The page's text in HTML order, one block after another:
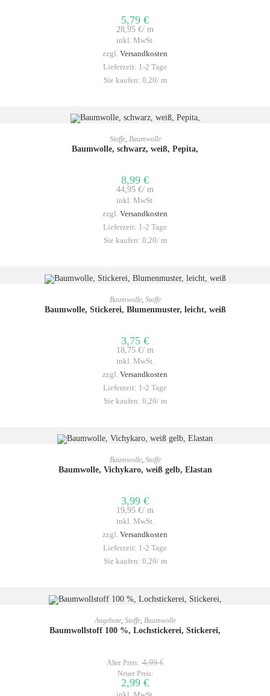
5,79 €
28,95 €/ m
inkl. MwSt.
zzgl. Versandkosten
Lieferzeit: 1-2 Tage
Sie kaufen: 0,20/ m
IN DEN WARENKORB
Stoffe, Baumwolle
Baumwolle, schwarz, weiß, Pepita,
8,99 €
44,95 €/ m
inkl. MwSt.
zzgl. Versandkosten
Lieferzeit: 1-2 Tage
Sie kaufen: 0,20/ m
IN DEN WARENKORB
Baumwolle, Stoffe
Baumwolle, Stickerei, Blumenmuster, leicht, weiß
3,75 €
18,75 €/ m
inkl. MwSt.
zzgl. Versandkosten
Lieferzeit: 1-2 Tage
Sie kaufen: 0,20/ m
IN DEN WARENKORB
Baumwolle, Stoffe
Baumwolle, Vichykaro, weiß gelb, Elastan
3,99 €
19,95 €/ m
inkl. MwSt.
zzgl. Versandkosten
Lieferzeit: 1-2 Tage
Sie kaufen: 0,20/ m
IN DEN WARENKORB
Angebote, Stoffe, Baumwolle
Baumwollstoff 100 %, Lochstickerei, Stickerei,
Alter Preis: 4,99€
Neuer Preis:
2,99 €